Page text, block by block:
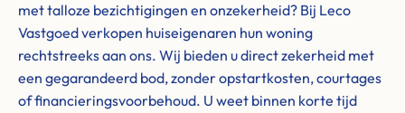
met talloze bezichtigingen en onzekerheid? Bij Leco
Vastgoed verkopen huiseigenaren hun woning
rechtstreeks aan ons. Wij bieden u direct zekerheid met
een gegarandeerd bod, zonder opstartkosten, courtages
of financieringsvoorbehoud. U weet binnen korte tijd